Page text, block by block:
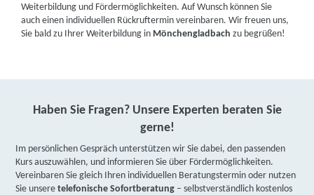
Weiterbildung und Fördermöglichkeiten. Auf Wunsch können Sie
auch einen individuellen Rückruftermin vereinbaren. Wir freuen uns,
Sie bald zu Ihrer Weiterbildung in Mönchengladbach zu begrüßen!
Haben Sie Fragen? Unsere Experten beraten Sie
gerne!
Im persönlichen Gespräch unterstützen wir Sie dabei, den passenden
Kurs auszuwählen, und informieren Sie über Fördermöglichkeiten.
Vereinbaren Sie gleich Ihren individuellen Beratungstermin oder nutzen
Sie unseretelefonische Sofortberatung – selbstverständlich kostenlos